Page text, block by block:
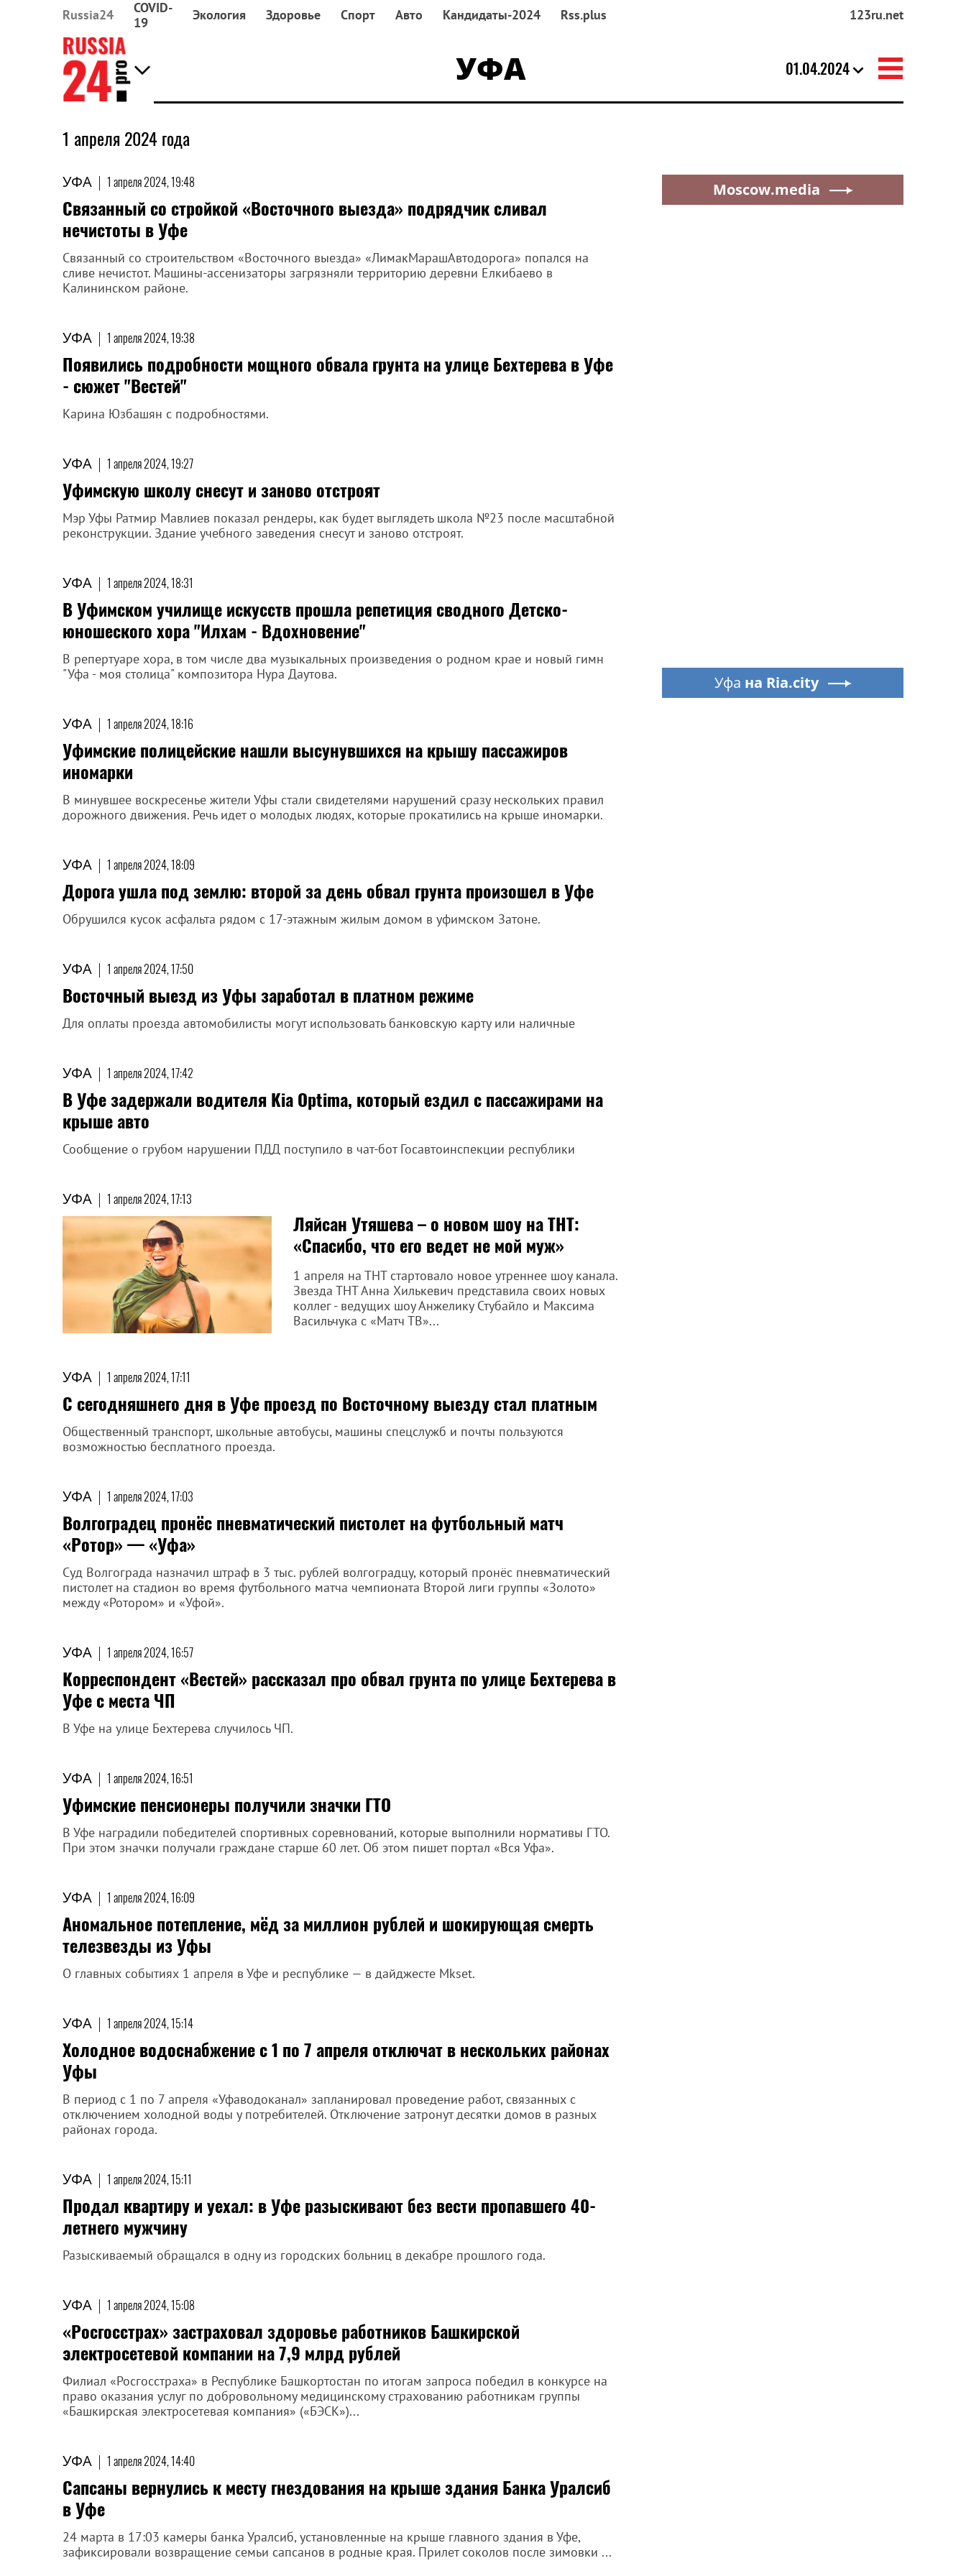
Russia24
COVID-
19
Экология Здоровье Спорт Авто Кандидаты-2024 Rss.plus 123ru.net
УФА 01.04.2024
1 апреля 2024 года
УФА | 1 апреля 2024, 19:48
Связанный со стройкой «Восточного выезда» подрядчик сливал
нечистоты в Уфе
Связанный со строительством «Восточного выезда» «ЛимакМарашАвтодорога» попался на
сливе нечистот. Машины-ассенизаторы загрязняли территорию деревни Елкибаево в
Калининском районе.
УФА | 1 апреля 2024, 19:38
Появились подробности мощного обвала грунта на улице Бехтерева в Уфе
- сюжет "Вестей"
Карина Юзбашян с подробностями.
УФА | 1 апреля 2024, 19:27
Уфимскую школу снесут и заново отстроят
Мэр Уфы Ратмир Мавлиев показал рендеры, как будет выглядеть школа №23 после масштабной
реконструкции. Здание учебного заведения снесут и заново отстроят.
УФА | 1 апреля 2024, 18:31
В Уфимском училище искусств прошла репетиция сводного Детско-
юношеского хора "Илхам - Вдохновение"
В репертуаре хора, в том числе два музыкальных произведения о родном крае и новый гимн
"Уфа - моя столица" композитора Нура Даутова.
УФА | 1 апреля 2024, 18:16
Уфимские полицейские нашли высунувшихся на крышу пассажиров
иномарки
В минувшее воскресенье жители Уфы стали свидетелями нарушений сразу нескольких правил
дорожного движения. Речь идет о молодых людях, которые прокатились на крыше иномарки.
УФА | 1 апреля 2024, 18:09
Дорога ушла под землю: второй за день обвал грунта произошел в Уфе
Обрушился кусок асфальта рядом с 17-этажным жилым домом в уфимском Затоне.
УФА | 1 апреля 2024, 17:50
Восточный выезд из Уфы заработал в платном режиме
Для оплаты проезда автомобилисты могут использовать банковскую карту или наличные
УФА | 1 апреля 2024, 17:42
В Уфе задержали водителя Kia Optima, который ездил с пассажирами на
крыше авто
Сообщение о грубом нарушении ПДД поступило в чат-бот Госавтоинспекции республики
УФА | 1 апреля 2024, 17:13
Ляйсан Утяшева – о новом шоу на ТНТ:
«Спасибо, что его ведет не мой муж»
1 апреля на ТНТ стартовало новое утреннее шоу канала.
Звезда ТНТ Анна Хилькевич представила своих новых
коллег - ведущих шоу Анжелику Стубайло и Максима
Васильчука с «Матч ТВ»...
УФА | 1 апреля 2024, 17:11
С сегодняшнего дня в Уфе проезд по Восточному выезду стал платным
Общественный транспорт, школьные автобусы, машины спецслужб и почты пользуются
возможностью бесплатного проезда.
УФА | 1 апреля 2024, 17:03
Волгоградец пронёс пневматический пистолет на футбольный матч
«Ротор» — «Уфа»
Суд Волгограда назначил штраф в 3 тыс. рублей волгоградцу, который пронёс пневматический
пистолет на стадион во время футбольного матча чемпионата Второй лиги группы «Золото»
между «Ротором» и «Уфой».
УФА | 1 апреля 2024, 16:57
Корреспондент «Вестей» рассказал про обвал грунта по улице Бехтерева в
Уфе с места ЧП
В Уфе на улице Бехтерева случилось ЧП.
УФА | 1 апреля 2024, 16:51
Уфимские пенсионеры получили значки ГТО
В Уфе наградили победителей спортивных соревнований, которые выполнили нормативы ГТО.
При этом значки получали граждане старше 60 лет. Об этом пишет портал «Вся Уфа».
УФА | 1 апреля 2024, 16:09
Аномальное потепление, мёд за миллион рублей и шокирующая смерть
телезвезды из Уфы
О главных событиях 1 апреля в Уфе и республике — в дайджесте Mkset.
УФА | 1 апреля 2024, 15:14
Холодное водоснабжение с 1 по 7 апреля отключат в нескольких районах
Уфы
В период с 1 по 7 апреля «Уфаводоканал» запланировал проведение работ, связанных с
отключением холодной воды у потребителей. Отключение затронут десятки домов в разных
районах города.
УФА | 1 апреля 2024, 15:11
Продал квартиру и уехал: в Уфе разыскивают без вести пропавшего 40-
летнего мужчину
Разыскиваемый обращался в одну из городских больниц в декабре прошлого года.
УФА | 1 апреля 2024, 15:08
«Росгосстрах» застраховал здоровье работников Башкирской
электросетевой компании на 7,9 млрд рублей
Филиал «Росгосстраха» в Республике Башкортостан по итогам запроса победил в конкурсе на
право оказания услуг по добровольному медицинскому страхованию работникам группы
«Башкирская электросетевая компания» («БЭСК»)...
УФА | 1 апреля 2024, 14:40
Сапсаны вернулись к месту гнездования на крыше здания Банка Уралсиб
в Уфе
24 марта в 17:03 камеры банка Уралсиб, установленные на крыше главного здания в Уфе,
зафиксировали возвращение семьи сапсанов в родные края. Прилет соколов после зимовки ...
Moscow.media
Уфа на Ria.city